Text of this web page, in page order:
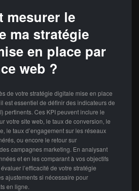
mesurer le
ma stratégie
en place par
web ?
de votre stratégie digitale mise en place
est essentiel de définir des indicateurs de
pertinents. Ces KPI peuvent inclure le
votre site web, le taux de conversion, le
le taux d’engagement sur les réseaux
ou encore le retour sur
campagnes marketing. En analysant
et en les comparant à vos objectifs
l’efficacité de votre stratégie
ajustements si nécessaire pour
en ligne.